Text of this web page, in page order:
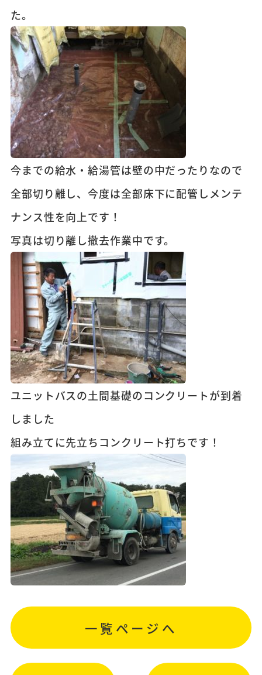
た。
今までの給水・給湯管は壁の中だったりなので
全部切り離し、今度は全部床下に配管しメンテ
ナンス性を向上です！
写真は切り離し撤去作業中です。
ユニットバスの土間基礎のコンクリートが到着
しました
組み立てに先立ちコンクリート打ちです！
一覧ページへ